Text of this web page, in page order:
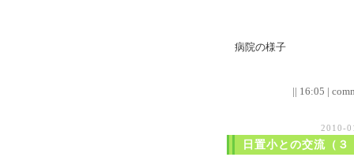
病院の様子
|| 16:05 |
2010-
日置小との交流（３